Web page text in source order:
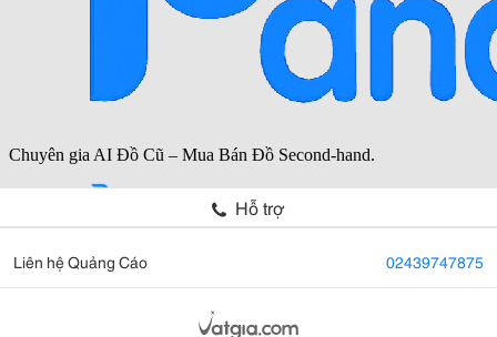
Hỗ trợ
Liên hệ Quảng Cáo 02439747875